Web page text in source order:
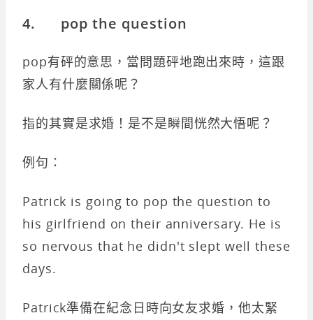
4. pop the question
pop有砰的意思，當問題砰地跑出來時，這跟
家人有什麼關係呢？
指的其實是求婚！是不是瞬間恍然大悟呢？
例句：
Patrick is going to pop the question to
his girlfriend on their anniversary. He is
so nervous that he didn't slept well these
days.
Patrick準備在紀念日時向女友求婚，他太緊